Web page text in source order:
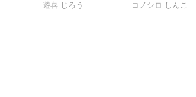
遊喜 じろう コノシロ しんこ